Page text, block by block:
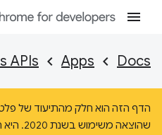
Docs
Apps
APIs
שהוצאה